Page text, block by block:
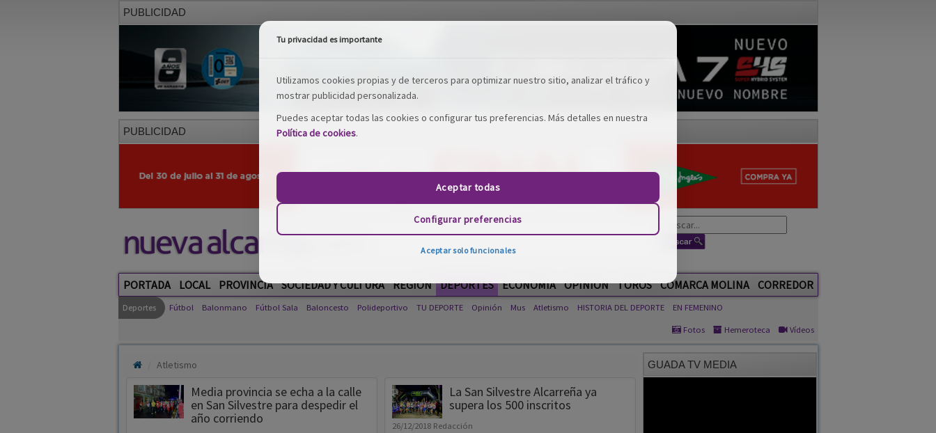
PUBLICIDAD
PUBLICIDAD
PORTADA LOCAL PROVINCIA SOCIEDAD Y CULTURA REGIÓN DEPORTES ECONOMÍA OPINIÓN TOROS COMARCA MOLINA CORREDOR
Deportes Fútbol Balonmano Fútbol Sala Baloncesto Polideportivo TU DEPORTE Opinión Mus Atletismo HISTORIA DEL DEPORTE EN FEMENINO
Fotos Hemeroteca Vídeos
Atletismo
Media provincia se echa a la calle
en San Silvestre para despedir el
año corriendo
La San Silvestre Alcarreña ya
supera los 500 inscritos
26/12/2018 Redacción
GUADA TV MEDIA
Tu privacidad es importante
Utilizamos cookies propias y de terceros para optimizar nuestro sitio, analizar el tráfico y
mostrar publicidad personalizada.
Puedes aceptar todas las cookies o configurar tus preferencias. Más detalles en nuestra
Política de cookies.
Aceptar todas
Configurar preferencias
Aceptar solo funcionales